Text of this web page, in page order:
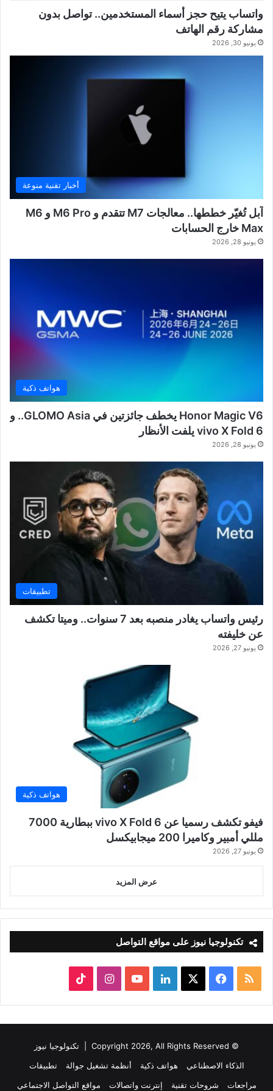
واتساب يتيح حجز أسماء المستخدمين.. تواصل بدون
مشاركة رقم الهاتف
يونيو 30, 2026
أخبار تقنية منوعة
آبل تُغيّر خططها.. معالجات M7 تتقدم و M6 Pro و M6
Max خارج الحسابات
يونيو 28, 2026
هواتف ذكية
Honor Magic V6 يخطف جائزتين في GLOMO Asia.. و
vivo X Fold 6 يلفت الأنظار
يونيو 28, 2026
تطبيقات
رئيس واتساب يغادر منصبه بعد 7 سنوات.. وميتا تكشف
عن خليفته
يونيو 27, 2026
هواتف ذكية
فيفو تكشف رسميا عن vivo X Fold 6 ببطارية 7000
مللي أمبير وكاميرا 200 ميجابيكسل
يونيو 27, 2026
عرض المزيد
تكنولوجيا نيوز على مواقع التواصل
ملخص
الموقع
RSS
فيسبوك لينكدإن‫YouTubeانستقرام
© Copyright 2026, All Rights Reserved |
تكنولوجيا نيوز
الذكاء الاصطناعي
هواتف ذكية أنظمة تشغيل جوالة
تطبيقات
مراجعات
شروحات تقنية إنترنت واتصالات مواقع التواصل الاجتماعي